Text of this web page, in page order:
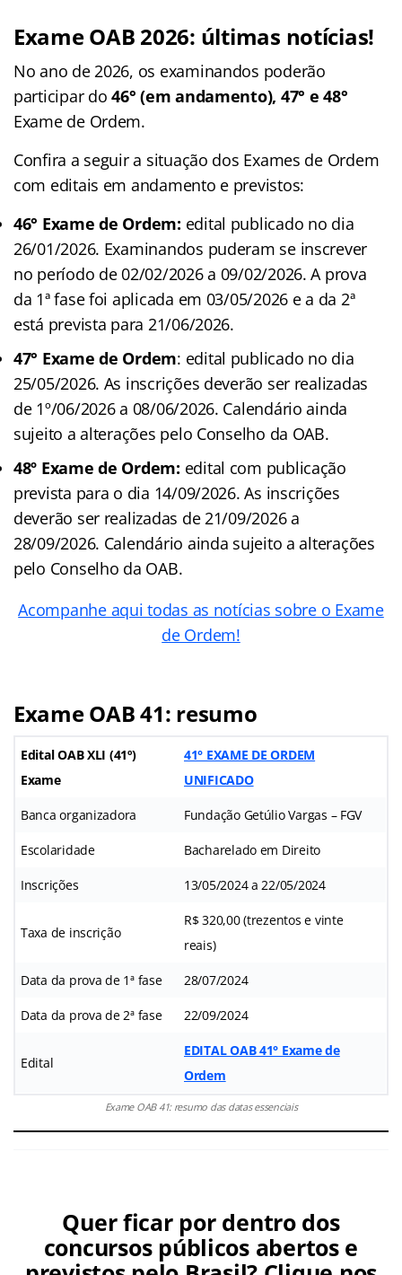
Exame OAB 2026: últimas notícias!
No ano de 2026, os examinandos poderão
participar do46° (em andamento), 47° e 48°
Exame de Ordem.
Confira a seguir a situação dos Exames de Ordem
com editais em andamento e previstos:
46° Exame de Ordem: edital publicado no dia
26/01/2026. Examinandos puderam se inscrever
no período de 02/02/2026 a 09/02/2026. A prova
da 1ª fase foi aplicada em 03/05/2026 e a da 2ª
está prevista para 21/06/2026.
47° Exame de Ordem: edital publicado no dia
25/05/2026. As inscrições deverão ser realizadas
de 1º/06/2026 a 08/06/2026. Calendário ainda
sujeito a alterações pelo Conselho da OAB.
48º Exame de Ordem: edital com publicação
prevista para o dia 14/09/2026. As inscrições
deverão ser realizadas de 21/09/2026 a
28/09/2026. Calendário ainda sujeito a alterações
pelo Conselho da OAB.
Acompanhe aqui todas as notícias sobre o Exame
de Ordem!
Exame OAB 41: resumo
Edital OAB XLI (41º)
Exame
41° EXAME DE ORDEM
UNIFICADO
Banca organizadora Fundação Getúlio Vargas – FGV
Escolaridade Bacharelado em Direito
Inscrições 13/05/2024 a 22/05/2024
Taxa de inscrição
R$ 320,00 (trezentos e vinte
reais)
Data da prova de 1ª fase 28/07/2024
Data da prova de 2ª fase 22/09/2024
Edital
EDITAL OAB 41° Exame de
Ordem
Exame OAB 41: resumo das datas essenciais
Quer ficar por dentro dos
concursos públicos abertos e